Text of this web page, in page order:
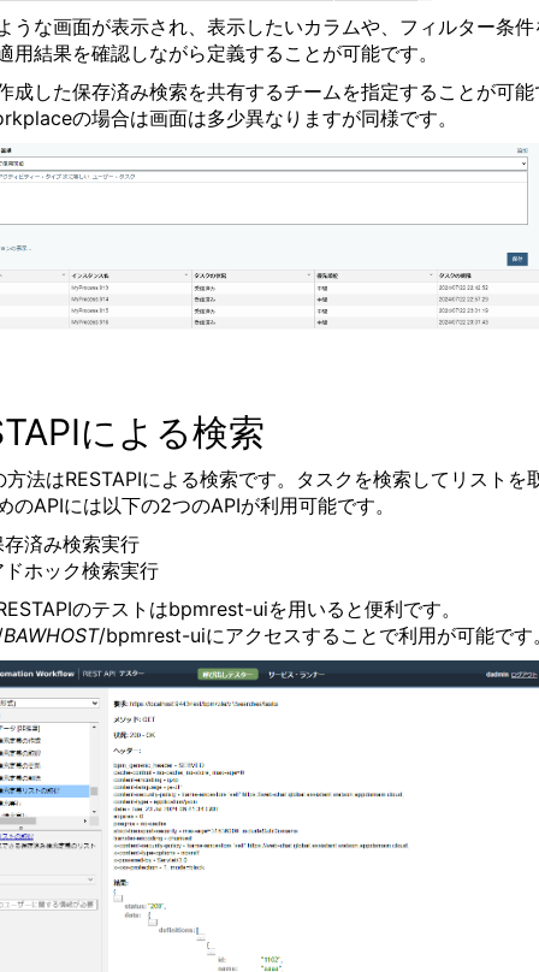
うな画面が表示され、表示したいカラムや、フィルター条件
用結果を確認しながら定義することが可能です。
成した保存済み検索を共有するチームを指定することが可能
の場合は画面は多少異なりますが同様です。
による検索
方法はRESTAPIによる検索です。タスクを検索してリストを
のAPIには以下の2つのAPIが利用可能です。
存済み検索実行
ドホック検索実行
のテストはbpmrest-uiを用いると便利です。
BAWHOST/bpmrest-uiにアクセスすることで利用が可能です